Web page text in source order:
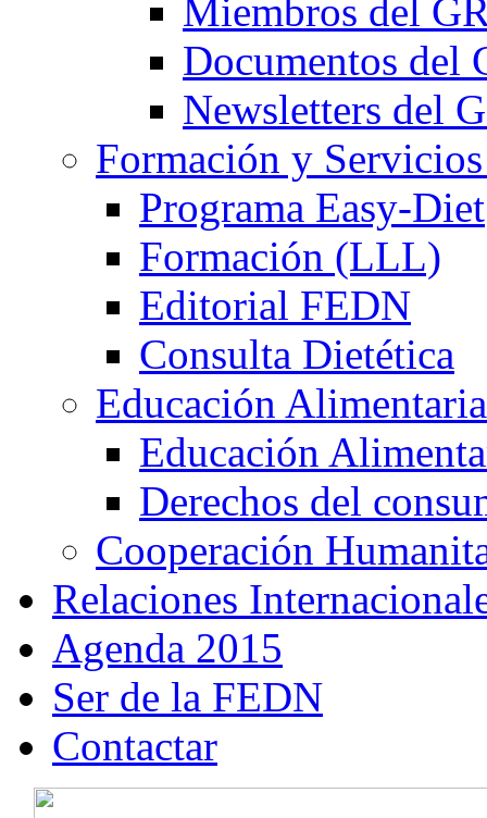
Miembros del
Documentos del
Newsletters del
Formación y
Programa Easy-Diet
Formación (LLL)
Editorial FEDN
Consulta Dietética
Educación Alimentaria
Educación
Derechos del
Cooperación
Relaciones
Agenda 2015
Ser de la FEDN
Contactar